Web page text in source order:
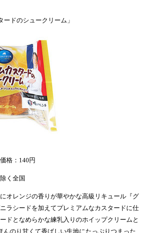
ドのシュークリーム」
格 ： 140円
く全国
オレンジの香りが華やかな高級リキュール『グ
ラシードを加えてプレミアムなカスタードに仕
ドとなめらかな練乳入りのホイップクリームと
んのり甘くて香ばしい生地にたっぷりつまった